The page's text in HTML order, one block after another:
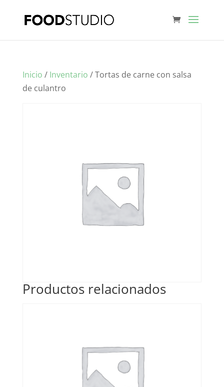
Inicio / Inventario / Tortas de carne con salsa
de culantro
Productos relacionados